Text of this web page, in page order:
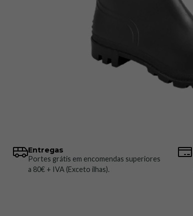
Entregas
Portes grátis em encomendas superiores
a 80€ + IVA (Exceto ilhas).